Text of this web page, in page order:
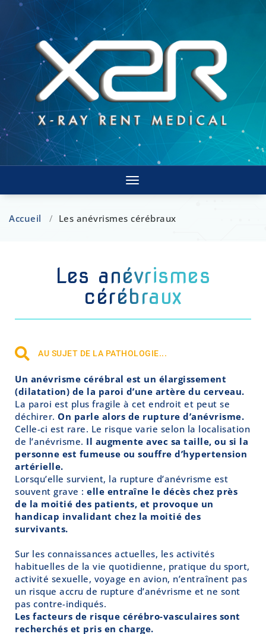
Toggle
navigation
Accueil / Les anévrismes cérébraux
Les anévrismes
cérébraux
AU SUJET DE LA PATHOLOGIE...
Un anévrisme cérébral est un élargissement
(dilatation) de la paroi d’une artère du cerveau.
La paroi est plus fragile à cet endroit et peut se
déchirer. On parle alors de rupture d’anévrisme.
Celle-ci est rare. Le risque varie selon la localisation
de l’anévrisme. Il augmente avec sa taille, ou si la
personne est fumeuse ou souffre d’hypertension
artérielle.
Lorsqu’elle survient, la rupture d’anévrisme est
souvent grave : elle entraîne le décès chez près
de la moitié des patients, et provoque un
handicap invalidant chez la moitié des
survivants.
Sur les connaissances actuelles, les activités
habituelles de la vie quotidienne, pratique du sport,
activité sexuelle, voyage en avion, n’entraînent pas
un risque accru de rupture d’anévrisme et ne sont
pas contre-indiqués.
Les facteurs de risque cérébro-vasculaires sont
recherchés et pris en charge.